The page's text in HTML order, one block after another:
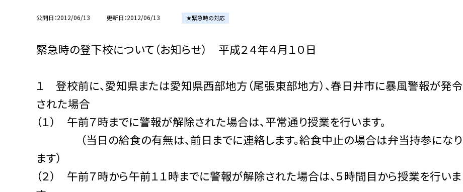
公開日 2012/06/13 更新日 2012/06/13 ★緊急時の対応
緊急時の登下校について（お知らせ） 平成２４年４月１０日
１ 登校前に、愛知県または愛知県西部地方（尾張東部地方）、春日井市に暴風警報が発令
された場合
（１） 午前７時までに警報が解除された場合は、平常通り授業を行います。
（当日の給食の有無は、前日までに連絡します。給食中止の場合は弁当持参になり
ます）
（２） 午前７時から午前１１時までに警報が解除された場合は、５時間目から授業を行いま